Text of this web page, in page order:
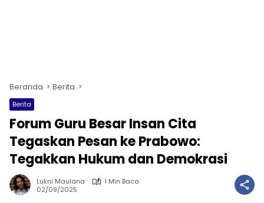
Beranda Berita
Berita
Forum Guru Besar Insan Cita
Tegaskan Pesan ke Prabowo:
Tegakkan Hukum dan Demokrasi
Lukni Maulana
1 Min Baca
02/09/2025